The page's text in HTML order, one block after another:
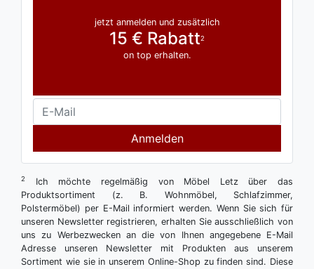
jetzt anmelden und zusätzlich
15 € Rabatt2
on top erhalten.
Anmelden
2
Ich möchte regelmäßig von Möbel Letz über das
Produktsortiment (z. B. Wohnmöbel, Schlafzimmer,
Polstermöbel) per E-Mail informiert werden. Wenn Sie sich für
unseren Newsletter registrieren, erhalten Sie ausschließlich von
uns zu Werbezwecken an die von Ihnen angegebene E-Mail
Adresse unseren Newsletter mit Produkten aus unserem
Sortiment wie sie in unserem Online-Shop zu finden sind. Diese